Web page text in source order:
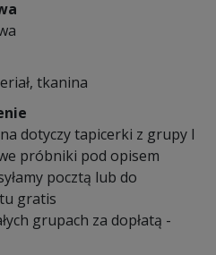
tkanina
dotyczy tapicerki z grupy I
próbniki pod opisem
pocztą lub do
gratis
grupach za dopłatą -